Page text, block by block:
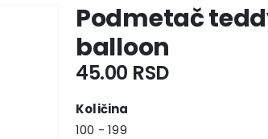
Podmetač
balloon
45.00 RSD
Količina
100 - 199